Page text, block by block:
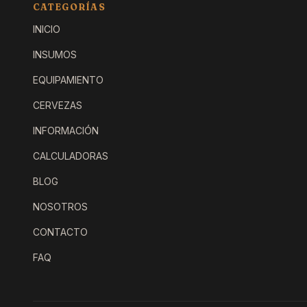
CATEGORÍAS
INICIO
INSUMOS
EQUIPAMIENTO
CERVEZAS
INFORMACIÓN
CALCULADORAS
BLOG
NOSOTROS
CONTACTO
FAQ